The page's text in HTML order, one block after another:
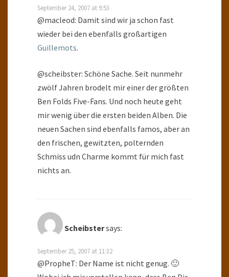
September 24, 2007 at 9:53
@macleod: Damit sind wir ja schon fast
wieder bei den ebenfalls großartigen
Guillemots.
@scheibster: Schöne Sache. Seit nunmehr
zwölf Jahren brodelt mir einer der größten
Ben Folds Five-Fans. Und noch heute geht
mir wenig über die ersten beiden Alben. Die
neuen Sachen sind ebenfalls famos, aber an
den frischen, gewitzten, polternden
Schmiss udn Charme kommt für mich fast
nichts an.
Scheibstersays:
September 25, 2007 at 11:32
@PropheT: Der Name ist nicht genug. 🙂